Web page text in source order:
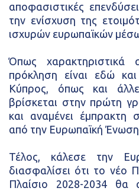
αποφασιστικές
την ενίσχυση της
ισχυρών ευρωπαϊκών
Όπως χαρακτηριστικά
πρόκληση είναι εδώ
Κύπρος, όπως και
βρίσκεται στην πρώτη
και αναμένει έμπρακτη
από την Ευρωπαϊκή
Τέλος, κάλεσε την
διασφαλίσει ότι το νέο
Πλαίσιο 2028-2034 θα